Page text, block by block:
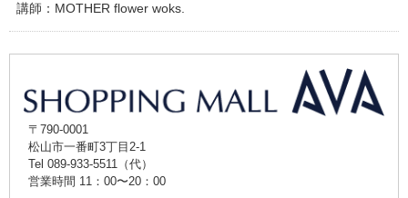
講師：MOTHER flower woks.
〒790-0001
松山市一番町3丁目2-1
Tel 089-933-5511（代）
営業時間 11：00〜20：00